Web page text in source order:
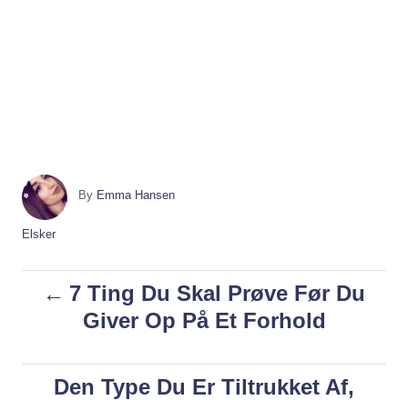
By A
o
r
Emma Hansen
C
t
i
Elsker
7 Ting Du Skal Prøve Før Du
Giver Op På Et Forhold
Den Type Du Er Tiltrukket Af,